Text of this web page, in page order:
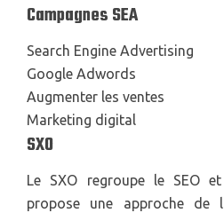
Campagnes SEA
Search Engine Advertising
Google Adwords
Augmenter les ventes
Marketing digital
SXO
Le SXO regroupe le SEO
propose une approche de